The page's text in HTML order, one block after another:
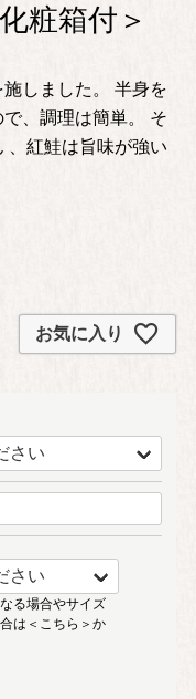
粧箱付＞
しました。 半身を
、調理は簡単。 そ
、紅鮭は旨味が強い
お気に入り
る場合やサイズ
は ＜こちら＞か